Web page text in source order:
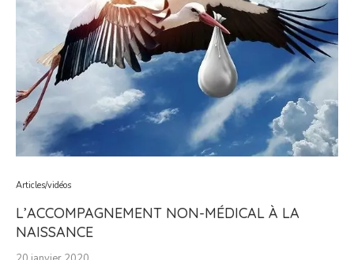
Articles/vidéos
L’ACCOMPAGNEMENT NON-MÉDICAL À LA
NAISSANCE